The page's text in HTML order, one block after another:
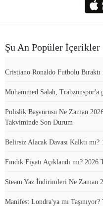
Şu An Popüler İçerikler
Cristiano Ronaldo Futbolu
Muhammed Salah, Trabzonspor'a
Polislik Başvurusu Ne Zaman
Takviminde Son Durum
Belirsiz Alacak Davası Kalktı mı?
Fındık Fiyatı Açıklandı mı?
Steam Yaz İndirimleri Ne Zaman
Manifest Londra'ya mı